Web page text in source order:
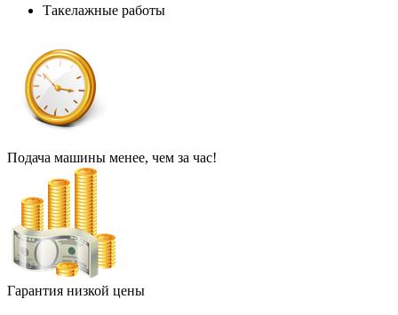
Такелажные работы
Подача машины менее, чем за час!
Гарантия низкой цены